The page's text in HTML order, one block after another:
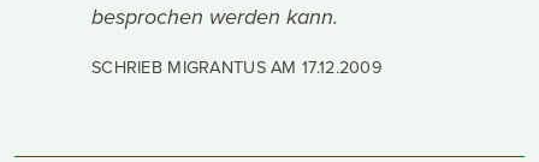
besprochen werden kann.
SCHRIEB MIGRANTUS AM17.12.2009